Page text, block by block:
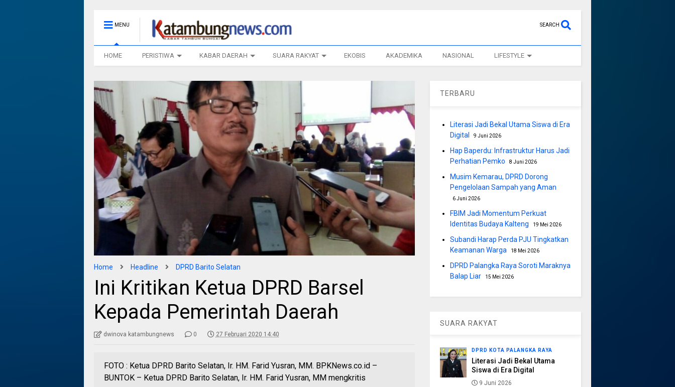
MENU SEARCH
HOME PERISTIWA KABAR DAERAH SUARA RAKYAT EKOBIS AKADEMIKA NASIONAL LIFESTYLE
Home Headline DPRD Barito Selatan
Ini Kritikan Ketua DPRD Barsel
Kepada Pemerintah Daerah
dwinova katambungnews 0 27 Februari 2020 14:40
FOTO : Ketua DPRD Barito Selatan, Ir. HM. Farid Yusran, MM. BPKNews.co.id –
BUNTOK – Ketua DPRD Barito Selatan, Ir. HM. Farid Yusran, MM mengkritis
TERBARU
Literasi Jadi Bekal Utama Siswa di Era
Digital
9 Juni 2026
Hap Baperdu: Infrastruktur Harus Jadi
Perhatian Pemko
8 Juni 2026
Musim Kemarau, DPRD Dorong
Pengelolaan Sampah yang Aman
6 Juni 2026
FBIM Jadi Momentum Perkuat
Identitas Budaya Kalteng
19 Mei 2026
Subandi Harap Perda PJU Tingkatkan
Keamanan Warga
18 Mei 2026
DPRD Palangka Raya Soroti Maraknya
Balap Liar
15 Mei 2026
SUARA RAKYAT
DPRD KOTA PALANGKA RAYA
Literasi Jadi Bekal Utama
Siswa di Era Digital
9 Juni 2026